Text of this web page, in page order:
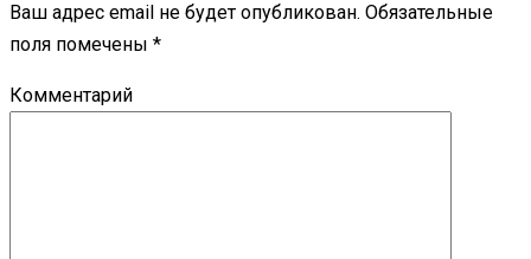
Ваш адрес email не будет опубликован. Обязательные
поля помечены *
Комментарий